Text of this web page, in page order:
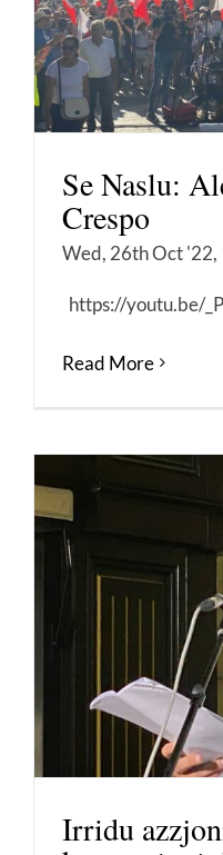
Se Naslu:
Crespo
Wed, 26th Oct '22,
https://youtu.be/
Read More
Irridu